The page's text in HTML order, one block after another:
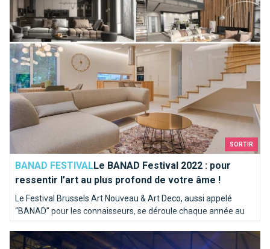
SORTIR
BANAD FESTIVALLe BANAD Festival 2022 : pour
ressentir l’art au plus profond de votre âme !
Le Festival Brussels Art Nouveau & Art Deco, aussi appelé
“BANAD” pour les connaisseurs, se déroule chaque année au
mois de mars. L’édition 2022 sera la sixième de ce festival qui
se déroule du 12 au 27 mars cette année !
Erotix Brussels, un endroit bouillant.